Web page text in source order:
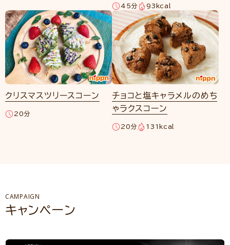
45分 93kcal
クリスマスツリースコーン
20分
チョコと塩キャラメルのめち
ゃラクスコーン
20分 131kcal
CAMPAIGN
キャンペーン